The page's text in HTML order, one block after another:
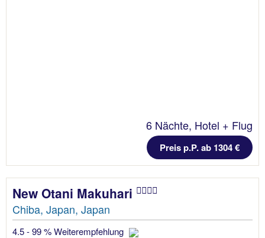
6 Nächte, Hotel + Flug
Preis p.P. ab 1304 €
New Otani Makuhari
Chiba, Japan, Japan
4.5 - 99 % Weiterempfehlung